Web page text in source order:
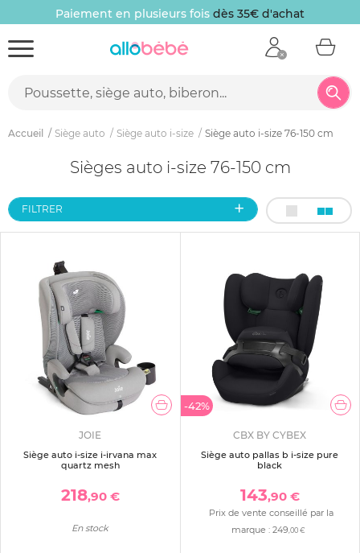
en plusieurs foisdès 35€ d'achat
Accueil Siège auto Siège auto i-size Siège auto i-size 76-150 cm
Sièges auto i-size 76-150 cm
FILTRER
JOIE
Siège auto i-size i-irvana max
quartz mesh
218,90 €
En stock
-42%
CBX BY CYBEX
Siège auto pallas b i-size pure
black
143,90 €
Prix de vente conseillé par la
marque : 249 ,00 €